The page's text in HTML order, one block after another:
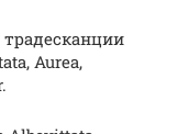
Aurea,